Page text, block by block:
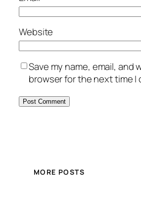
Website
Save my name, email, and
browser for the next time I
MORE POSTS